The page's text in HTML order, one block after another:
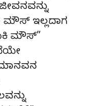
ಇಲ್ಲದಾಗ
ಮೌಸ್”